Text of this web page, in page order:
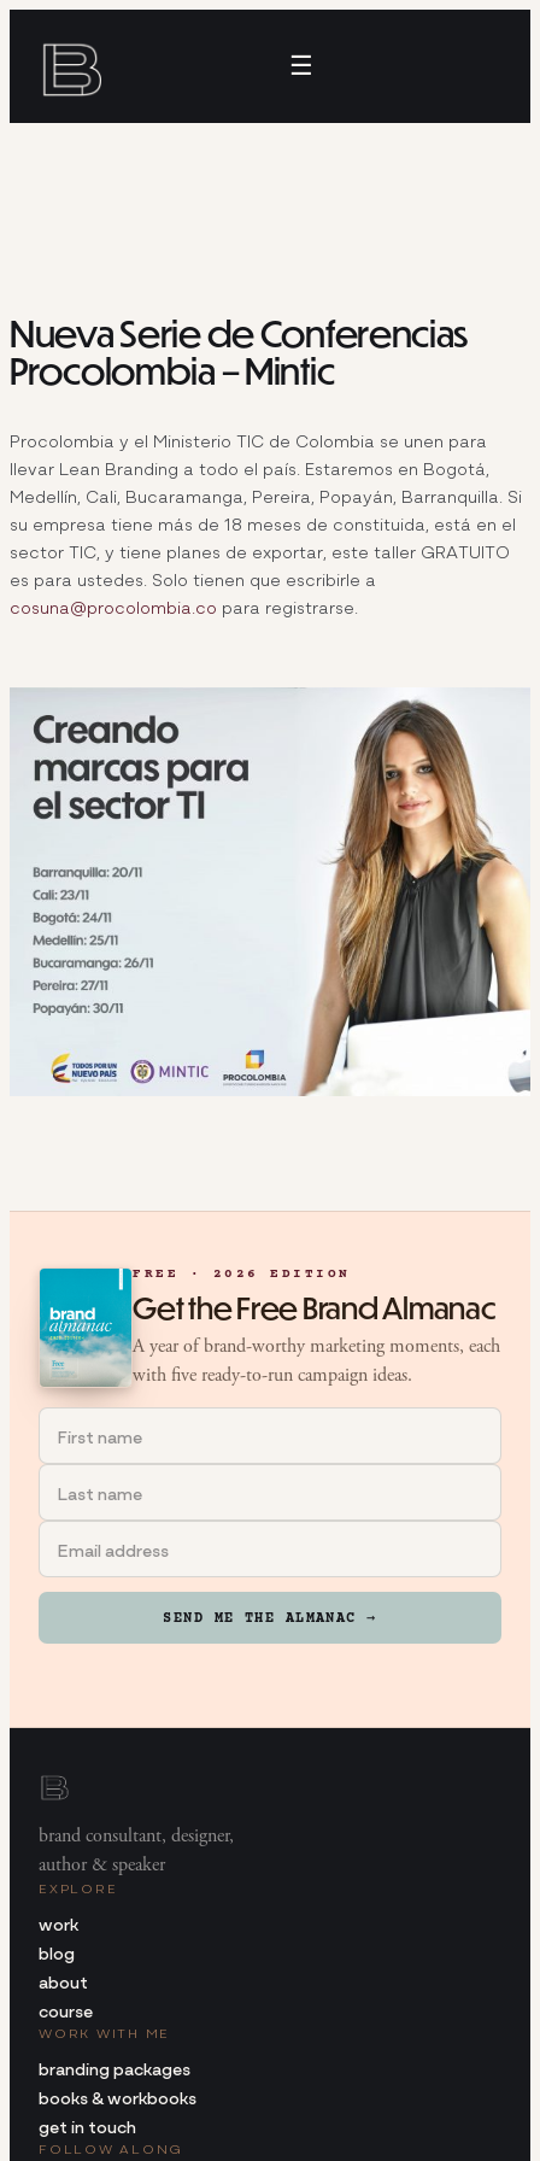
content
☰
Nueva Serie de Conferencias
Procolombia – Mintic
Procolombia y el Ministerio TIC de Colombia se unen para
llevar Lean Branding a todo el país. Estaremos en Bogotá,
Medellín, Cali, Bucaramanga, Pereira, Popayán, Barranquilla. Si
su empresa tiene más de 18 meses de constituida, está en el
sector TIC, y tiene planes de exportar, este taller GRATUITO
es para ustedes. Solo tienen que escribirle a
cosuna@procolombia.co para registrarse.
FREE · 2026 EDITION
Get the Free Brand Almanac
A year of brand-worthy marketing moments, each
with five ready-to-run campaign ideas.
SEND ME THE ALMANAC →
brand consultant, designer,
author & speaker
EXPLORE
work
blog
about
course
WORK WITH ME
branding packages
books & workbooks
get in touch
FOLLOW ALONG